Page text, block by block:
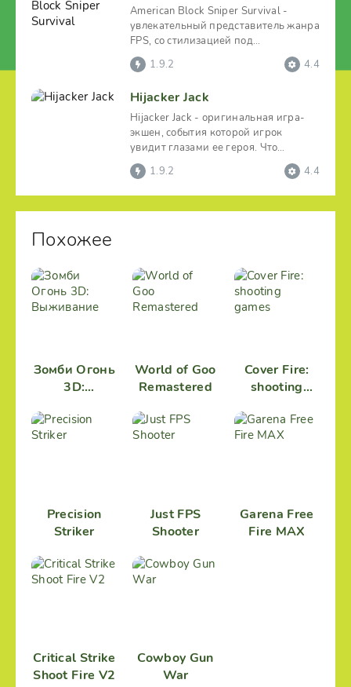
American Block Sniper Survival -
увлекательный представитель жанра
FPS, со стилизацией под
олдскульную пиксельную
1.9.2 4.4
Hijacker Jack
Hijacker Jack - оригинальная игра-
экшен, события которой игрок
увидит глазами ее героя. Что
является достаточно
1.9.2 4.4
Похожее
Зомби Огонь
3D:
World of Goo
Remastered
Cover Fire:
shooting
Precision
Striker
Just FPS
Shooter
Garena Free
Fire MAX
Critical Strike
Shoot Fire V2
Cowboy Gun
War